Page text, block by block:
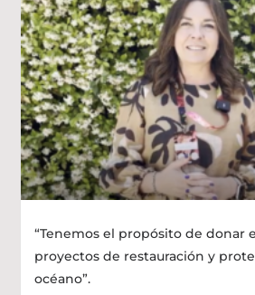
“Tenemos el propósito de donar
proyectos de restauración y
océano”.